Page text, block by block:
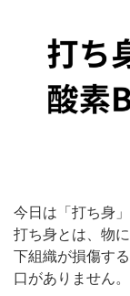
今日は「打ち身
打ち身とは、物
下組織が損傷す
口がありません。